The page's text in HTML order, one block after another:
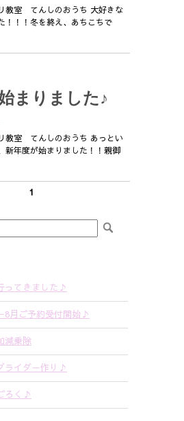
教室 てんしのおうち 大好きな
！！！冬を終え、あちこちで
まりました♪
教室 てんしのおうち あっとい
新年度が始まりました！！親御
1
ってきました♪
8月ご予約受付開始♪
減乗除
ライダー作り♪
ろく♪